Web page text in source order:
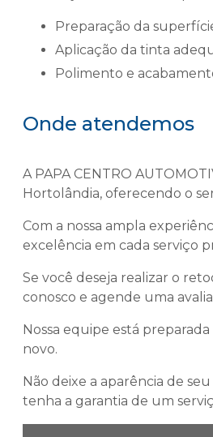
Preparação da
Aplicação da tinta
Polimento e
Onde atendemos
A PAPA CENTRO
Hortolândia, oferecendo o
Com a nossa ampla
excelência em cada serviço
Se você deseja realizar o
conosco e agende uma
Nossa equipe está
novo.
Não deixe a aparência de
tenha a garantia de um